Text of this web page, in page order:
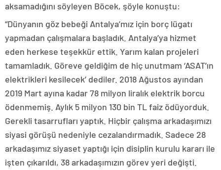
aksamadığını söyleyen Böcek, şöyle konuştu:
“Dünyanın göz bebeği Antalya’mız için borç lügatı
yapmadan çalışmalara başladık. Antalya’ya hizmet
eden herkese teşekkür ettik. Yarım kalan projeleri
tamamladık. Göreve geldiğim de hiç unutmam ‘ASAT’ın
elektrikleri kesilecek’ dediler. 2018 Ağustos ayından
2019 Mart ayına kadar 78 milyon liralık elektrik borcu
ödenmemiş. Aylık 5 milyon 130 bin TL faiz ödüyorduk.
Gerekli tasarrufları yaptık. Hiçbir çalışma arkadaşımızı
siyasi görüşü nedeniyle cezalandırmadık. Sadece 28
arkadaşımız siyaset yaptığı için disiplin kurulu kararı ile
işten çıkarıldı, 38 arkadaşımızın görev yeri değişti.